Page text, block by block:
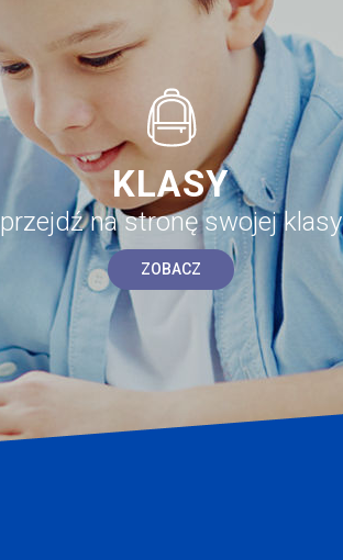
KLASY
przejdź na stronę swojej klasy
ZOBACZ